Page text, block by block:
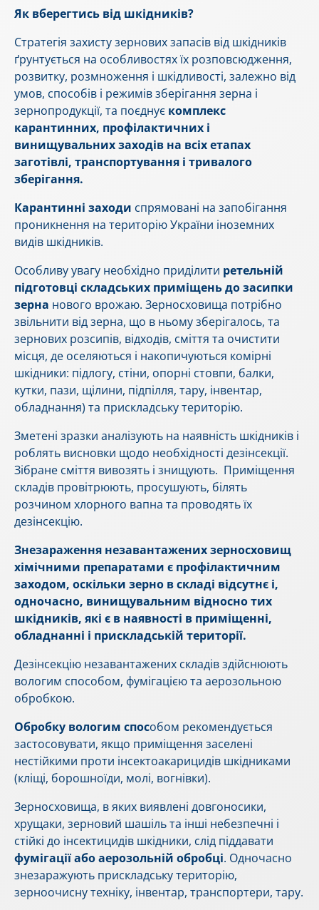
Як вберегтись від шкідників?
Стратегія захисту зернових запасів від шкідників
ґрунтується на особливостях їх розповсюдження,
розвитку, розмноження і шкідливості, залежно від
умов, способів і режимів зберігання зерна і
зернопродукції, та поєднує комплекс
карантинних, профілактичних і
винищувальних заходів на всіх етапах
заготівлі, транспортування і тривалого
зберігання.
Карантинні заходи спрямовані на запобігання
проникнення на територію України іноземних
видів шкідників.
Особливу увагу необхідно приділити ретельній
підготовці складських приміщень до засипки
зерна нового врожаю. Зерносховища потрібно
звільнити від зерна, що в ньому зберігалось, та
зернових розсипів, відходів, сміття та очистити
місця, де оселяються і накопичуються комірні
шкідники: підлогу, стіни, опорні стовпи, балки,
кутки, пази, щілини, підпілля, тару, інвентар,
обладнання) та прискладську територію.
Зметені зразки аналізують на наявність шкідників і
роблять висновки щодо необхідності дезінсекції.
Зібране сміття вивозять і знищують. Приміщення
складів провітрюють, просушують, білять
розчином хлорного вапна та проводять їх
дезінсекцію.
Знезараження незавантажених зерносховищ
хімічними препаратами є профілактичним
заходом, оскільки зерно в складі відсутнє і,
одночасно, винищувальним відносно тих
шкідників, які є в наявності в приміщенні,
обладнанні і прискладській території.
Дезінсекцію незавантажених складів здійснюють
вологим способом, фумігацією та аерозольною
обробкою.
Обробку вологим способом рекомендується
застосовувати, якщо приміщення заселені
нестійкими проти інсектоакарицидів шкідниками
(кліщі, борошноїди, молі, вогнівки).
Зерносховища, в яких виявлені довгоносики,
хрущаки, зерновий шашіль та інші небезпечні і
стійкі до інсектицидів шкідники, слід піддавати
фумігації або аерозольній обробці. Одночасно
знезаражують прискладську територію,
зерноочисну техніку, інвентар, транспортери, тару.